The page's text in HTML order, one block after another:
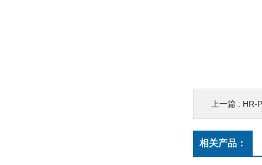
上一篇 : HR-
相关产品：